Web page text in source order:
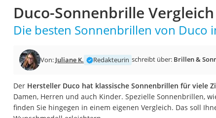
Cellulite-Leggings
Herrensocken
Hausschuhe
Suunto-Uhr
Überzieh-
Duco-Sonnenbrille
Die besten Sonnenbrillen von Duco
Von: Juliane K. Redakteurin schreibt über: Brillen &
DerHersteller Duco hat klassische Sonnenbrillen für viele
Damen, Herren und auch Kinder. Spezielle Sonnenbrillen,
finden Sie hingegen in einem eigenen Vergleich. Das soll